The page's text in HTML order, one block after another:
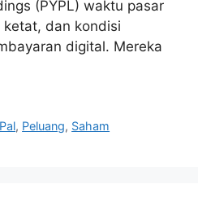
(PYPL) waktu pasar
dan kondisi
digital. Mereka
, Peluang, Saham